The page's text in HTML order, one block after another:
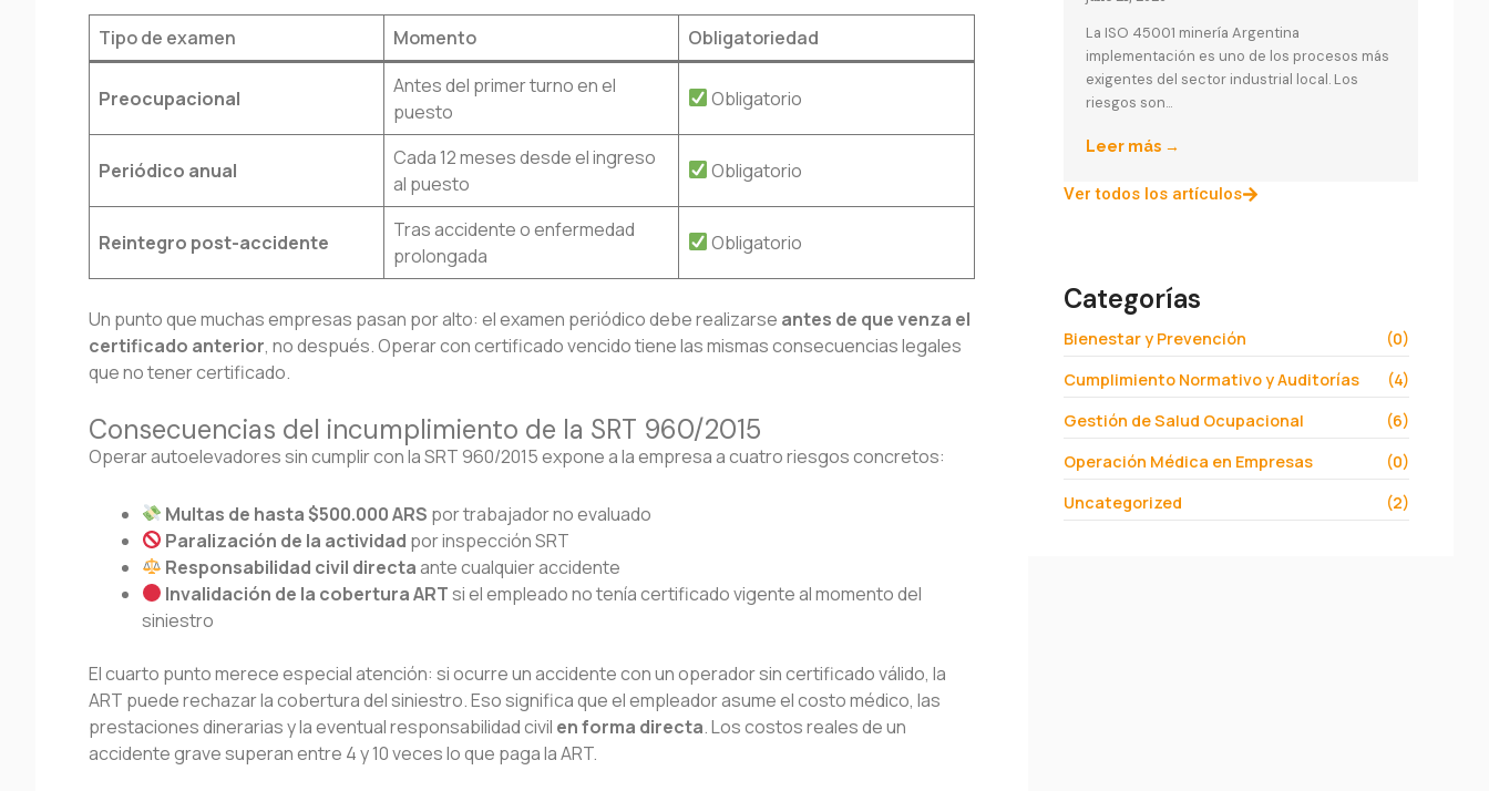
Tipo de examen Momento Obligatoriedad
Preocupacional
Antes del primer turno en el
puesto
Obligatorio
Periódico anual
Cada 12 meses desde el ingreso
al puesto
Obligatorio
Reintegro post-accidente
Tras accidente o enfermedad
prolongada
Obligatorio
Un punto que muchas empresas pasan por alto: el examen periódico debe realizarse antes de que venza el
certificado anterior, no después. Operar con certificado vencido tiene las mismas consecuencias legales
que no tener certificado.
Consecuencias del incumplimiento de la SRT 960/2015
Operar autoelevadores sin cumplir con la SRT 960/2015 expone a la empresa a cuatro riesgos concretos:
Multas de hasta $500.000 ARS por trabajador no evaluado
Paralización de la actividad por inspección SRT
Responsabilidad civil directaante cualquier accidente
Invalidación de la cobertura ARTsi el empleado no tenía certificado vigente al momento del
siniestro
El cuarto punto merece especial atención: si ocurre un accidente con un operador sin certificado válido, la
ART puede rechazar la cobertura del siniestro. Eso significa que el empleador asume el costo médico, las
prestaciones dinerarias y la eventual responsabilidad civil en forma directa. Los costos reales de un
accidente grave superan entre 4 y 10 veces lo que paga la ART.
La ISO 45001 minería Argentina
implementación es uno de los procesos más
exigentes del sector industrial local. Los
riesgos son...
Leer más →
Ver todos los artículos
Categorías
Bienestar y Prevención
(0)
Cumplimiento Normativo y Auditorías
(4)
Gestión de Salud Ocupacional
(6)
Operación Médica en Empresas
(0)
Uncategorized
(2)